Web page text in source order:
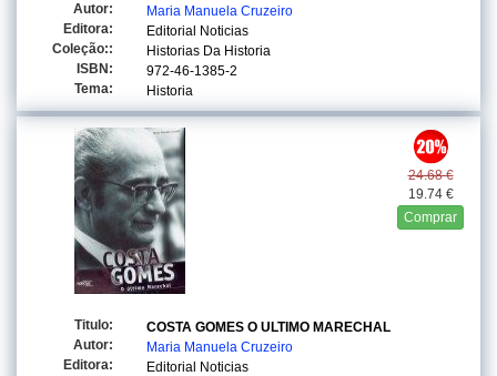
Autor:
Maria Manuela Cruzeiro
Editora:
Editorial Noticias
Coleção::
Historias Da Historia
ISBN:
972-46-1385-2
Tema:
Historia
24.68 €
19.74 €
Comprar
Titulo:
COSTA GOMES O ULTIMO MARECHAL
Autor:
Maria Manuela Cruzeiro
Editora:
Editorial Noticias